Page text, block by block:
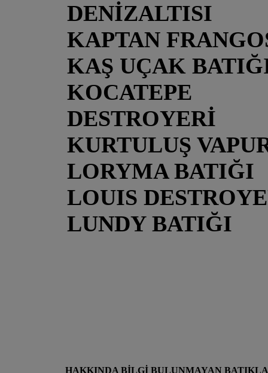
DENİZALTISI
KAPTAN
KAŞ UÇAK
KOCATEPE
DESTROYERİ
KURTULUŞ
LORYMA BATIĞI
LOUIS
LUNDY BATIĞI
HAKKINDA BİLGİ BULUNMAYAN